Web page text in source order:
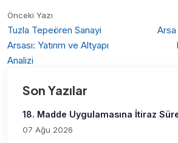
Önceki Yazı
Tuzla Tepeören Sanayi
Arsası: Yatırım ve Altyapı
Analizi
Arsa
Son Yazılar
18. Madde Uygulamasına İtiraz
07 Ağu 2026